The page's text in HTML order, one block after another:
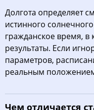
Долгота определяет
истинного
гражданское время,
результаты. Если
параметров,
реальным
Чем отличается